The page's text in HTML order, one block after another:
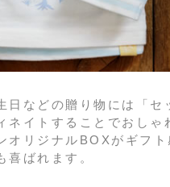
日などの贈り物には「セ
ネイトすることでおしゃ
オリジナルBOXがギフ
喜ばれます。